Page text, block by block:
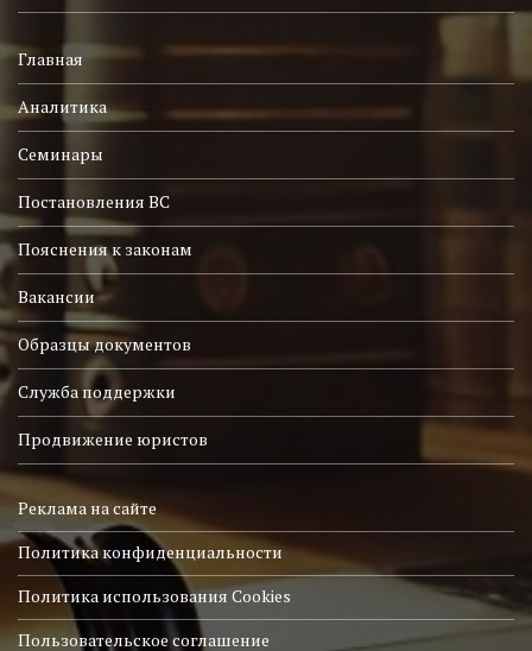
Главная
Аналитика
Семинары
Постановления ВС
Пояснения к законам
Вакансии
Образцы документов
Служба поддержки
Продвижение юристов
Реклама на сайте
Политика конфиденциальности
Политика использования Cookies
Пользовательское соглашение